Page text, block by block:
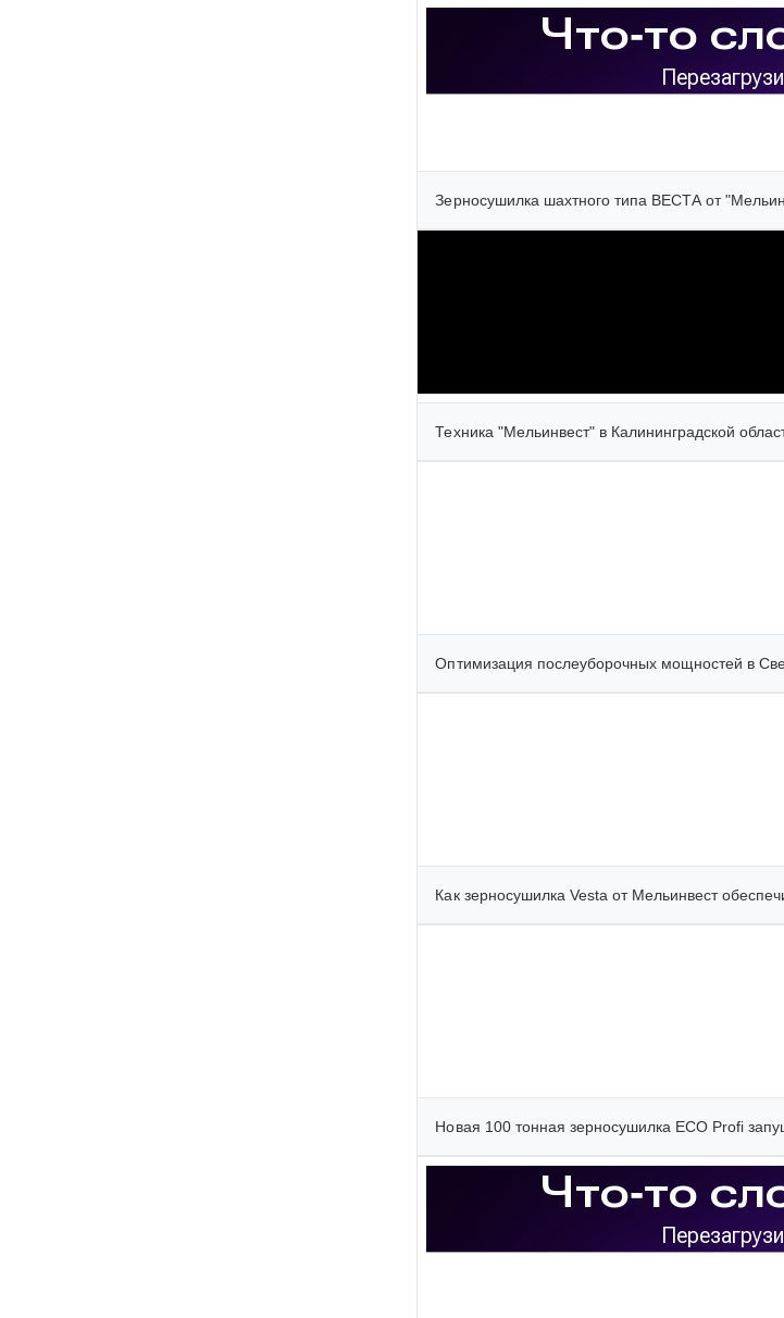
Зерносушилка шахтного типа ВЕСТА от
Техника "Мельинвест" в Калининградской
Оптимизация послеуборочных мощностей в
Как зерносушилка Vesta от Мельинвест
Новая 100 тонная зерносушилка ECO Profi